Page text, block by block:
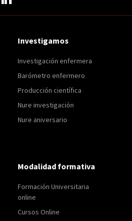
Investigamos
Investigación enfermera
Barómetro enfermero
Producción científica
Nure investigación
Nure aniversario
Modalidad formativa
Formación Universitaria
online
Cursos Online